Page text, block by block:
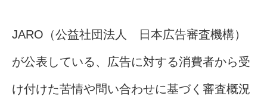
JARO（公益社団法人 日本広告審査機構）
が公表している、広告に対する消費者から受
け付けた苦情や問い合わせに基づく審査概況